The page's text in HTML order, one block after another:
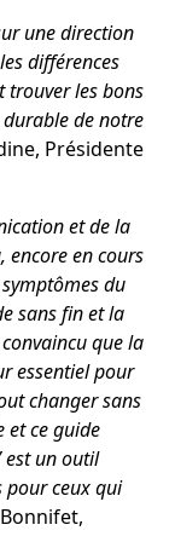
une direction
différences
trouver les bons
de notre
, Présidente
et de la
encore en cours
du
sans fin et la
que la
essentiel pour
changer sans
et ce guide
est un outil
pour ceux qui
,